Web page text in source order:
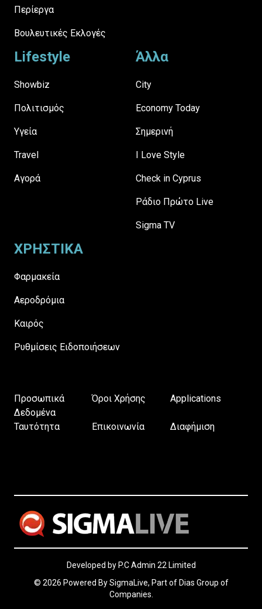
Περίεργα
Βουλευτικές Εκλογές
Lifestyle
Showbiz
Πολιτισμός
Υγεία
Travel
Αγορά
Άλλα
City
Economy Today
Σημερινή
I Love Style
Check in Cyprus
Ράδιο Πρώτο Live
Sigma TV
ΧΡΗΣΤΙΚΑ
Φαρμακεία
Αεροδρόμια
Καιρός
Ρυθμίσεις Ειδοποιήσεων
Προσωπικά
Δεδομένα
Όροι Χρήσης Applications
Ταυτότητα Επικοινωνία Διαφήμιση
Developed by P.C Admin 22 Limited
© 2026 Powered By SigmaLive, Part of Dias Group of
Companies.